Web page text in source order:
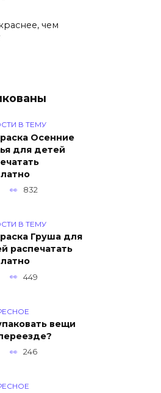
чем
В ТЕМУ
Осенние
для детей
832
В ТЕМУ
Груша для
распечатать
449
вещи
246